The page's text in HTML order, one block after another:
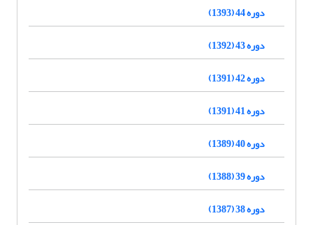
دوره 44 (1393)
دوره 43 (1392)
دوره 42 (1391)
دوره 41 (1391)
دوره 40 (1389)
دوره 39 (1388)
دوره 38 (1387)